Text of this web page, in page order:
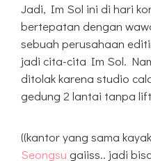
Jadi, Im Sol ini di hari
bertepatan dengan
sebuah perusahaan
jadi cita-cita Im Sol.
ditolak karena studio
gedung 2 lantai tanpa
((kantor yang sama
Seongsu gaiiss.. jadi